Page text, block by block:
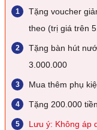
Tặng voucher
theo (trị giá trên
Tặng bàn hút
3.000.000
Mua thêm phụ
Tặng 200.000
Lưu ý: Không áp